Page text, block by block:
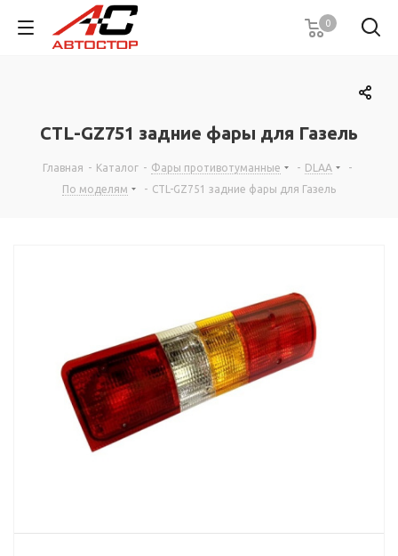
0
CTL-GZ751 задние фары для Газель
Главная - Каталог - Фары противотуманные - DLAA
-
По моделям
- CTL-GZ751 задние фары для Газель